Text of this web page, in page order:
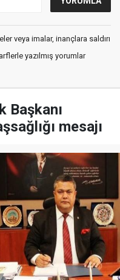
veya imalar, inançlara saldırı
yazılmış yorumlar
Başkanı
mesajı